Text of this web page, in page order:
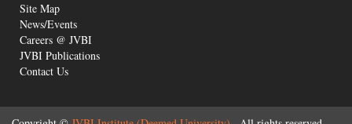
Site Map
News/Events
Careers @ JVBI
JVBI Publications
Contact Us